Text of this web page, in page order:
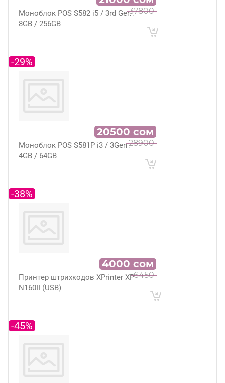
Моноблок POS S582 i5 / 3rd Gen /
8GB / 256GB
37800
Моноблок POS S581P i3 / 3Gen /
4GB / 64GB
-29%
28900
20500 сом
Принтер штрихкодов XPrinter XP-
N160II (USB)
-38%
6450
4000 сом
-45%